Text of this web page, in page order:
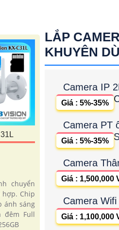
chuyển
Chip
ánh sáng
đêm Full
LẮP
KHUYÊN
Camera IP
Giá : 5%-35%
Camera PT
Giá : 5%-35%
Camera
Giá : 1,500,000
Camera
Giá : 1,100,000